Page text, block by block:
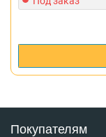
Покупателям